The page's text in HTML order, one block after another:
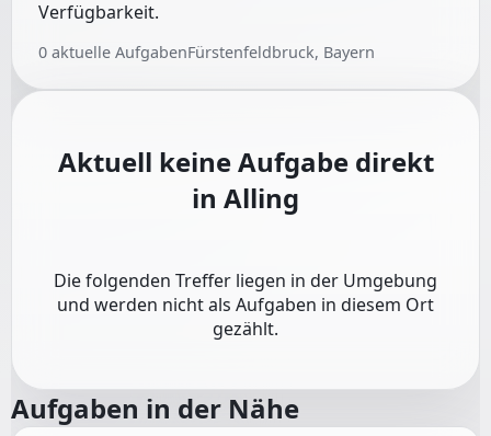
Verfügbarkeit.
0 aktuelle AufgabenFürstenfeldbruck, Bayern
Aktuell keine Aufgabe direkt
in Alling
Die folgenden Treffer liegen in der Umgebung
und werden nicht als Aufgaben in diesem Ort
gezählt.
Aufgaben in der Nähe